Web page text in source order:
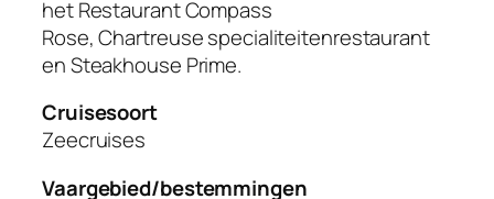
het Restaurant Compass
Rose, Chartreuse specialiteitenrestaurant
en Steakhouse Prime.
Cruisesoort
Zeecruises
Vaargebied/bestemmingen